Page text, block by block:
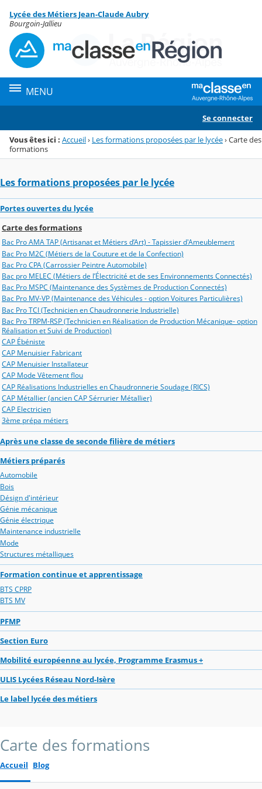
Menu de la rubrique
Contenu
Lycée des Métiers Jean-Claude Aubry
Bourgoin-Jallieu
MENU
Se connecter
Vous êtes ici : Accueil› Les formations proposées par le lycée›Carte des
formations
Les formations proposées par le lycée
Portes ouvertes du lycée
Carte des formations
Bac Pro AMA TAP (Artisanat et Métiers d’Art) - Tapissier d'Ameublement
Bac Pro M2C (Métiers de la Couture et de la Confection)
Bac Pro CPA (Carrossier Peintre Automobile)
Bac pro MELEC (Métiers de l’Électricité et de ses Environnements Connectés)
Bac Pro MSPC (Maintenance des Systèmes de Production Connectés)
Bac Pro MV-VP (Maintenance des Véhicules - option Voitures Particulières)
Bac Pro TCI (Technicien en Chaudronnerie Industrielle)
Bac Pro TRPM-RSP (Technicien en Réalisation de Production Mécanique- option
Réalisation et Suivi de Production)
CAP Ébéniste
CAP Menuisier Fabricant
CAP Menuisier Installateur
CAP Mode Vêtement flou
CAP Réalisations Industrielles en Chaudronnerie Soudage (RICS)
CAP Métallier (ancien CAP Sérrurier Métallier)
CAP Electricien
3ème prépa métiers
Après une classe de seconde filière de métiers
Métiers préparés
Automobile
Bois
Désign d'intérieur
Génie mécanique
Génie électrique
Maintenance industrielle
Mode
Structures métalliques
Formation continue et apprentissage
BTS CPRP
BTS MV
PFMP
Section Euro
Mobilité européenne au lycée, Programme Erasmus +
ULIS Lycées Réseau Nord-Isère
Le label lycée des métiers
Carte des formations
Accueil Blog